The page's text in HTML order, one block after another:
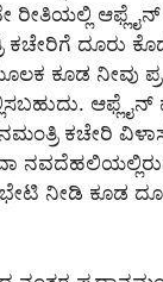
ರೀತಿಯಲ್ಲಿ
ಕಚೇರಿಗೆ ದೂರು
ಕೂಡ ನೀವು
ಕಚೇರಿ
ನೀಡಿ ಕೂಡ